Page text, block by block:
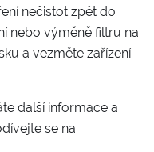
nečistot zpět do
nebo výměně filtru na
a vezměte zařízení
další informace a
se na